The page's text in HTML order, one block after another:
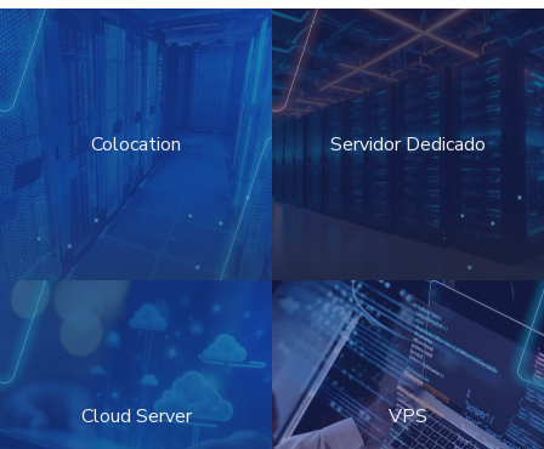
Colocation Servidor Dedicado
Cloud Server VPS